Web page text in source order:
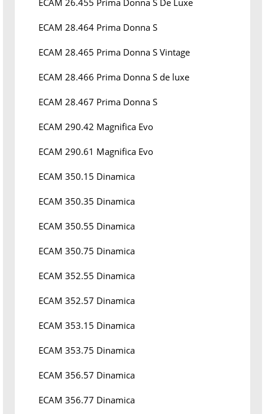
ECAM 26.455 Prima Donna S De Luxe
ECAM 28.464 Prima Donna S
ECAM 28.465 Prima Donna S Vintage
ECAM 28.466 Prima Donna S de luxe
ECAM 28.467 Prima Donna S
ECAM 290.42 Magnifica Evo
ECAM 290.61 Magnifica Evo
ECAM 350.15 Dinamica
ECAM 350.35 Dinamica
ECAM 350.55 Dinamica
ECAM 350.75 Dinamica
ECAM 352.55 Dinamica
ECAM 352.57 Dinamica
ECAM 353.15 Dinamica
ECAM 353.75 Dinamica
ECAM 356.57 Dinamica
ECAM 356.77 Dinamica